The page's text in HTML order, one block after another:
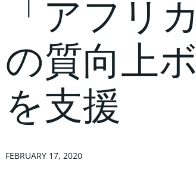
「アフリ
の質向上
を支援
FEBRUARY 17, 2020